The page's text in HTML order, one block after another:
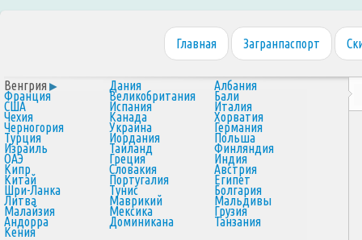
Главная Загранпаспорт
Венгрия Дания Албания
Франция Великобритания Бали
США Испания Италия
Чехия Канада Хорватия
Черногория Украина Германия
Турция Иордания Польша
Израиль Таиланд Финляндия
ОАЭ Греция Индия
Кипр Словакия Австрия
Китай Португалия Египет
Шри-Ланка Тунис Болгария
Литва Маврикий Мальдивы
Малайзия Мексика Грузия
Андорра Доминикана Танзания
Кения